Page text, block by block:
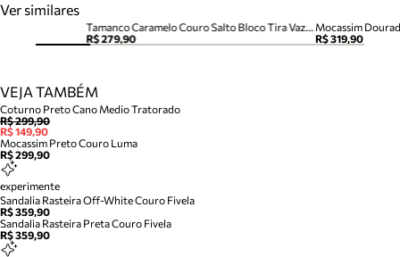
Ver similares
Tamanco Caramelo Couro Salto Bloco Tira Vazada
R$ 279,90
Mocassim
R$ 319,90
VEJA TAMBÉM
Coturno Preto Cano Medio Tratorado
R$ 299,90
R$ 149,90
Mocassim Preto Couro Luma
R$ 299,90
experimente
Sandalia Rasteira Off-White Couro Fivela
R$ 359,90
Sandalia Rasteira Preta Couro Fivela
R$ 359,90